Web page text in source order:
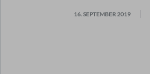
16. SEPTEMBER 2019